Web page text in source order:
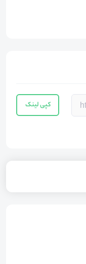
کپی لینک